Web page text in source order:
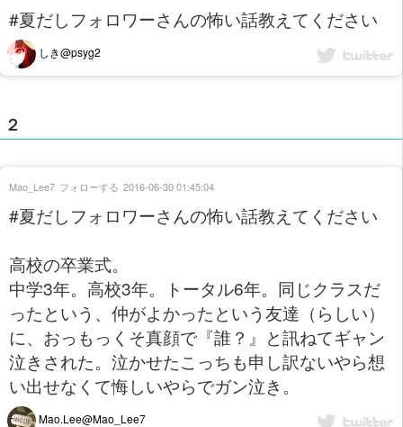
#夏だしフォロワーさんの怖い話教えてください
しき@psyg2
２
#夏だしフォロワーさんの怖い話教えてください
高校の卒業式。
中学3年。高校3年。トータル6年。同じクラスだ
ったという、仲がよかったという友達（らしい）
に、おっもっくそ真顔で『誰？』と訊ねてギャン
泣きされた。泣かせたこっちも申し訳ないやら想
い出せなくて悔しいやらでガン泣き。
Mao.Lee@Mao_Lee7
Mao_Lee7 フォローする 2016-06-30 01:45:04